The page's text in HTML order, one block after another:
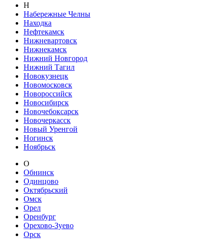
Н
Набережные Челны
Находка
Нефтекамск
Нижневартовск
Нижнекамск
Нижний Новгород
Нижний Тагил
Новокузнецк
Новомосковск
Новороссийск
Новосибирск
Новочебоксарск
Новочеркасск
Новый Уренгой
Ногинск
Ноябрьск
О
Обнинск
Одинцово
Октябрьский
Омск
Орел
Оренбург
Орехово-Зуево
Орск